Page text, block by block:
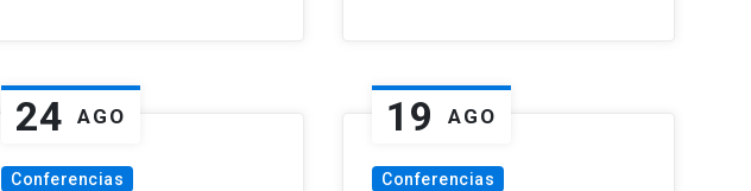
24 AGO
Conferencias
19 AGO
Conferencias